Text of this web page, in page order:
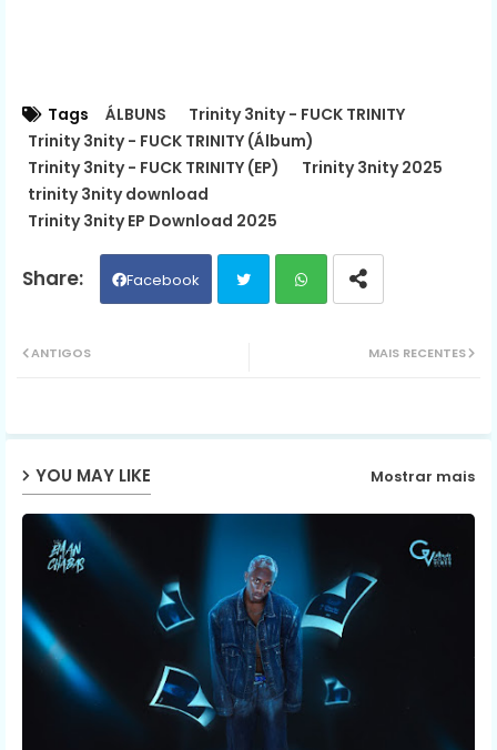
Tags ÁLBUNS
Trinity 3nity - FUCK TRINITY
Trinity 3nity - FUCK TRINITY (Álbum)
Trinity 3nity - FUCK TRINITY (EP)
Trinity 3nity 2025
trinity 3nity download
Trinity 3nity EP Download 2025
Facebook
ap
MAIS RECENTES
ANTIGOS
YOU MAY LIKE Mostrar mais